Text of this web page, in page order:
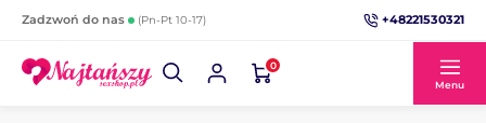
Zadzwoń do nas (Pn-Pt 10-17) +48221530321
0
Menu